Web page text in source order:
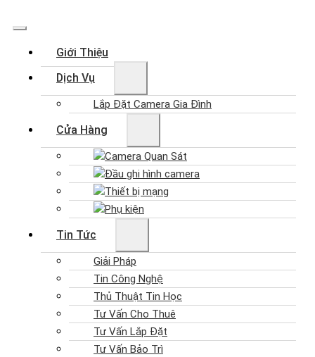
Giới Thiệu
Dịch Vụ
Lắp Đặt Camera Gia Đình
Cửa Hàng
Camera Quan Sát
Đầu ghi hình camera
Thiết bị mạng
Phụ kiện
Tin Tức
Giải Pháp
Tin Công Nghệ
Thủ Thuật Tin Học
Tư Vấn Cho Thuê
Tư Vấn Lắp Đặt
Tư Vấn Bảo Trì